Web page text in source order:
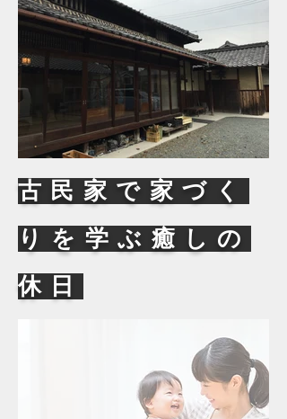
古民家で家づく
りを学ぶ癒しの
休日